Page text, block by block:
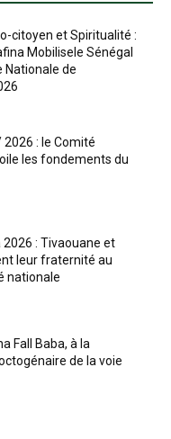
citoyen et Spiritualité :
Mobilisele Sénégal
Nationale de
2026 : le Comité
les fondements du
2026 : Tivaouane et
leur fraternité au
nationale
Fall Baba, à la
de la voie